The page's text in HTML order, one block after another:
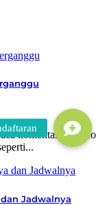
komentar di video
Jadwalnya